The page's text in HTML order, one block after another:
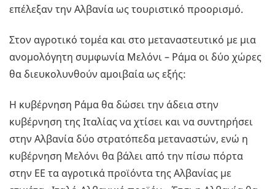
επέλεξαν την Αλβανία ως τουριστικό προορισμό.
Στον αγροτικό τομέα και στο μεταναστευτικό με μια
ανομολόγητη συμφωνία Μελόνι – Ράμα οι δύο χώρες
θα διευκολυνθούν αμοιβαία ως εξής:
Η κυβέρνηση Ράμα θα δώσει την άδεια στην
κυβέρνηση της Ιταλίας να χτίσει και να συντηρήσει
στην Αλβανία δύο στρατόπεδα μεταναστών, ενώ η
κυβέρνηση Μελόνι θα βάλει από την πίσω πόρτα
στην ΕΕ τα αγροτικά προϊόντα της Αλβανίας με